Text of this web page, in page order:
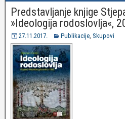
Predstavljanje knjige
»Ideologija rodoslovlja«,
27.11.2017. Publikacije, Skupovi